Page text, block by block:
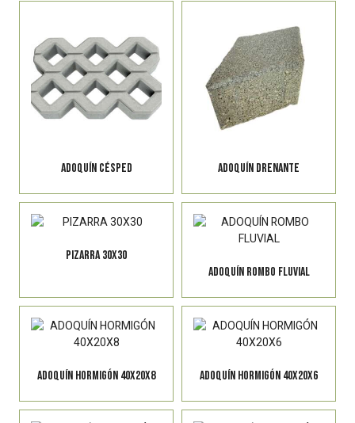
ADOQUÍN CÉSPED ADOQUÍN DRENANTE
PIZARRA 30X30
ADOQUÍN ROMBO FLUVIAL
ADOQUÍN HORMIGÓN 40X20X8 ADOQUÍN HORMIGÓN 40X20X6